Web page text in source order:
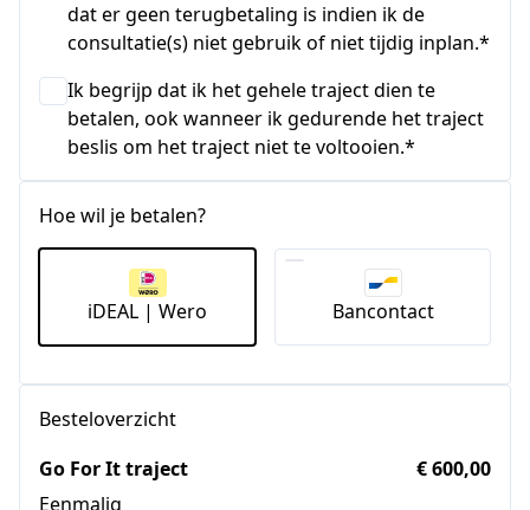
dat er geen terugbetaling is indien ik de
consultatie(s) niet gebruik of niet tijdig inplan.*
Ik begrijp dat ik het gehele traject dien te
betalen, ook wanneer ik gedurende het traject
beslis om het traject niet te voltooien.*
Hoe wil je betalen?
iDEAL | Wero Bancontact
Besteloverzicht
Go For It traject
Eenmalig
€ 600,00